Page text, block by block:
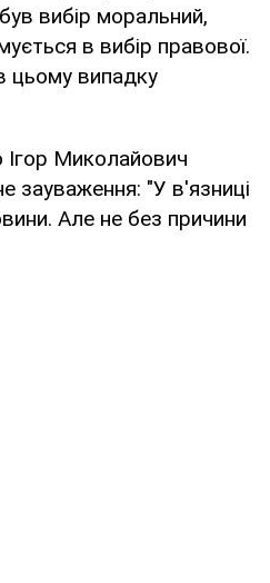
вибір моральний,
в вибір правової.
цьому випадку
Ігор Миколайович
зауваження: "У в'язниці
Але не без причини